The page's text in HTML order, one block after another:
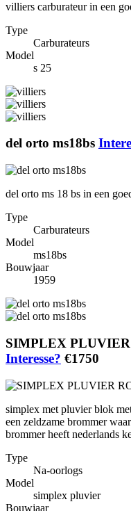
villiers carburateur in een
Type
Carburateurs
Model
s 25
del orto ms18bs
del orto ms 18 bs in een
Type
Carburateurs
Model
ms18bs
Bouwjaar
1959
SIMPLEX
Interesse? €1750
simplex met pluvier blok
een zeldzame brommer
brommer heeft nederlands
Type
Na-oorlogs
Model
simplex pluvier
Bouwjaar